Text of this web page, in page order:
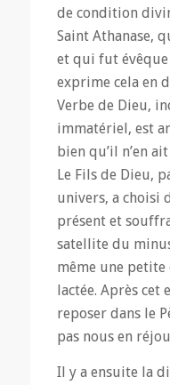
de condition
Saint Athanase,
et qui fut évêque
exprime cela en
Verbe de Dieu,
immatériel, est
bien qu’il n’en
Le Fils de Dieu,
univers, a choisi
présent et
satellite du
même une
lactée. Après cet
reposer dans le
pas nous en
Il y a ensuite la